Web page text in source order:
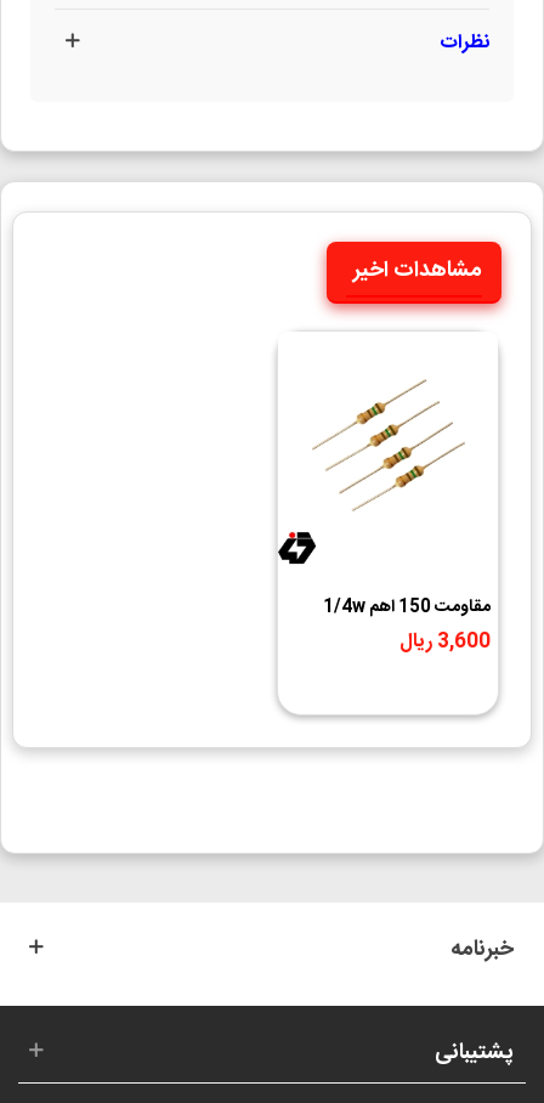
نظرات
مشاهدات اخیر
مقاومت 150 اهم 1/4w
3,600 ریال
خبرنامه
پشتیبانی